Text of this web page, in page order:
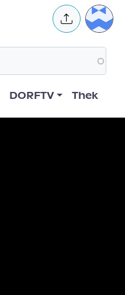
User
DORFTV Thek